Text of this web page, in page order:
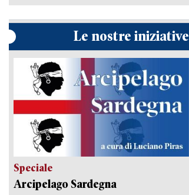
Le nostre iniziative
Speciale
Arcipelago Sardegna